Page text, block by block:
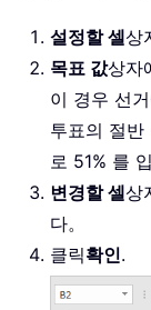
설정할 셀상
목표 값상자
이 경우 선
투표의 절
로 51% 를
변경할 셀상
다。
클릭확인.